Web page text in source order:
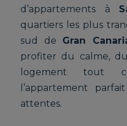
d’appartements à
quartiers les plus
sud de Gran
profiter du calme,
logement tout
l’appartement
attentes.